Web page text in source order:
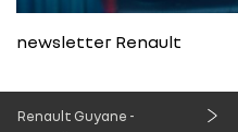
newsletter Renault